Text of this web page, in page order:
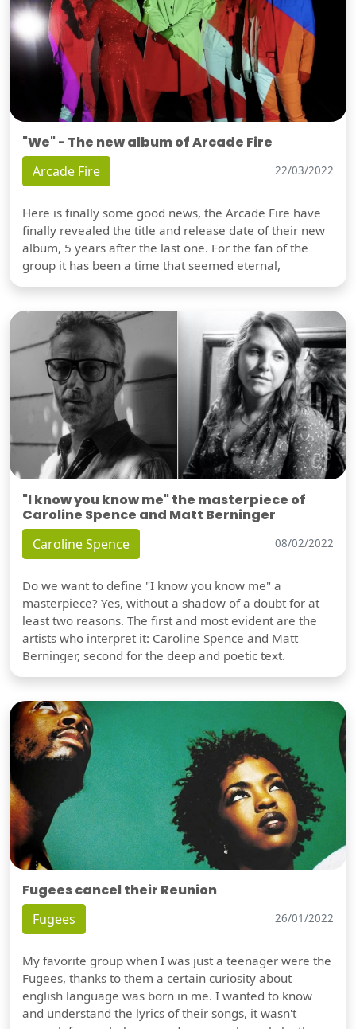
"We" - The new album of Arcade Fire
Arcade Fire 22/03/2022
Here is finally some good news, the Arcade Fire have
finally revealed the title and release date of their new
album, 5 years after the last one. For the fan of the
group it has been a time that seemed eternal,
"I know you know me" the masterpiece of
Caroline Spence and Matt Berninger
Caroline Spence 08/02/2022
Do we want to define "I know you know me" a
masterpiece? Yes, without a shadow of a doubt for at
least two reasons. The first and most evident are the
artists who interpret it: Caroline Spence and Matt
Berninger, second for the deep and poetic text.
Fugees cancel their Reunion
Fugees 26/01/2022
My favorite group when I was just a teenager were the
Fugees, thanks to them a certain curiosity about
english language was born in me. I wanted to know
and understand the lyrics of their songs, it wasn't